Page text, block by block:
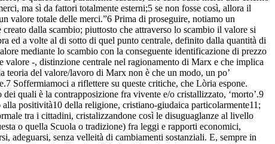
ma sì da fattori totalmente esterni;5 se non fosse così, allora il
valore totale delle merci.”6 Prima di proseguire, notiamo un
dalla scambio; piuttosto che attraverso lo scambio il valore si
ed a volte al di sotto di quel punto centrale, definito dalla quantità di
mediante lo scambio con la conseguente identificazione di prezzo
-, distinzione centrale nel ragionamento di Marx e che implica
teoria del valore/lavoro di Marx non è che un modo, un po’
Soffermiamoci a riflettere su queste critiche, che Lòria espone.
quali è la contrapposizione fra vivente e/o cristallizzato, ‘morto’.9
positività10 della religione, cristiano-giudaica particolarmente11;
tra i cittadini, cristalizzandone così le disuguaglanze al livello
o quella Scuola o tradizione) fra leggi e rapporti economici,
adeguarsi, senza velleità di cambiamenti sostanziali. E, sempre in